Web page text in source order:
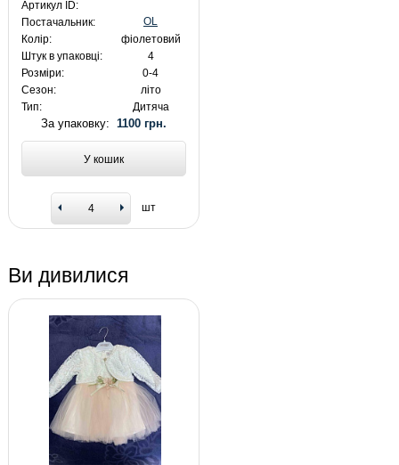
Артикул ID:
Постачальник:
OL
Колір:
фіолетовий
Штук в упаковці:
4
Розміри:
0-4
Сезон:
літо
Тип:
Дитяча
За упаковку: 1100 грн.
У кошик
шт
Ви дивилися